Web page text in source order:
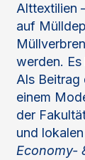
Alttextilien
auf
werden.
Als Beitrag
einem
der
und
Economy-